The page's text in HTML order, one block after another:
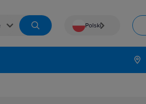
 Polski
Język